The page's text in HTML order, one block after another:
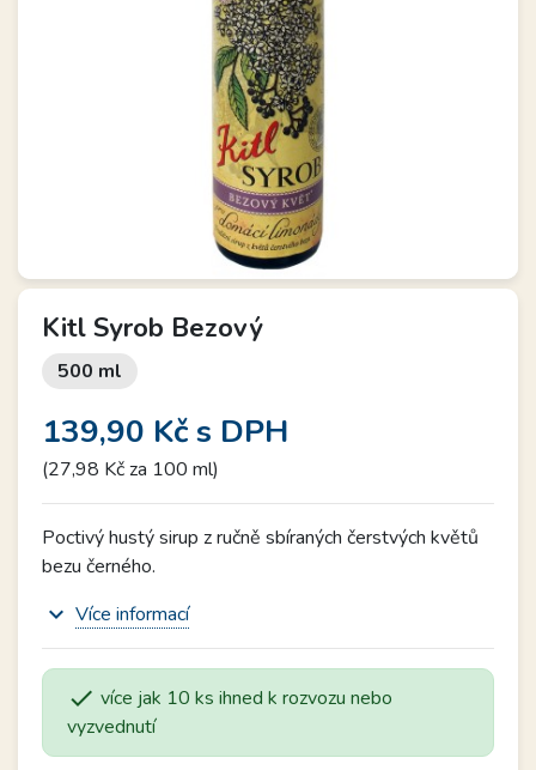
Kitl Syrob Bezový
500 ml
139,90 Kčs DPH
(27,98 Kč za 100 ml)
Poctivý hustý sirup z ručně sbíraných čerstvých květů
bezu černého.
expand_more Více informací
 více jak 10 ks ihned k rozvozu nebo
vyzvednutí